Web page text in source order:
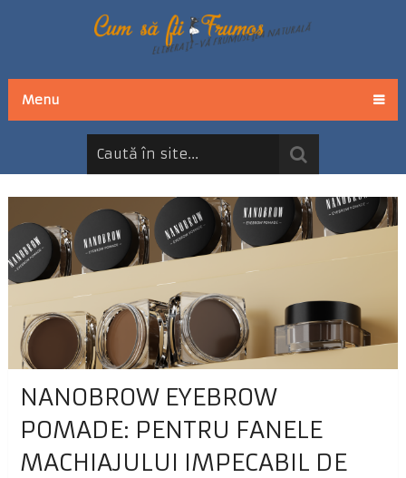
Menu
NANOBROW EYEBROW
POMADE: PENTRU FANELE
MACHIAJULUI IMPECABIL DE